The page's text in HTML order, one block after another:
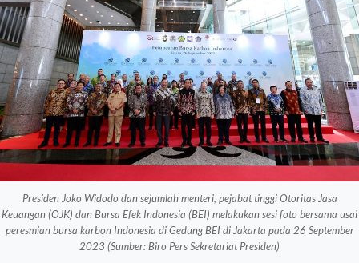
Presiden Joko Widodo dan sejumlah menteri, pejabat tinggi Otoritas Jasa
Keuangan (OJK) dan Bursa Efek Indonesia (BEI) melakukan sesi foto bersama usai
peresmian bursa karbon Indonesia di Gedung BEI di Jakarta pada 26 September
2023 (Sumber: Biro Pers Sekretariat Presiden)